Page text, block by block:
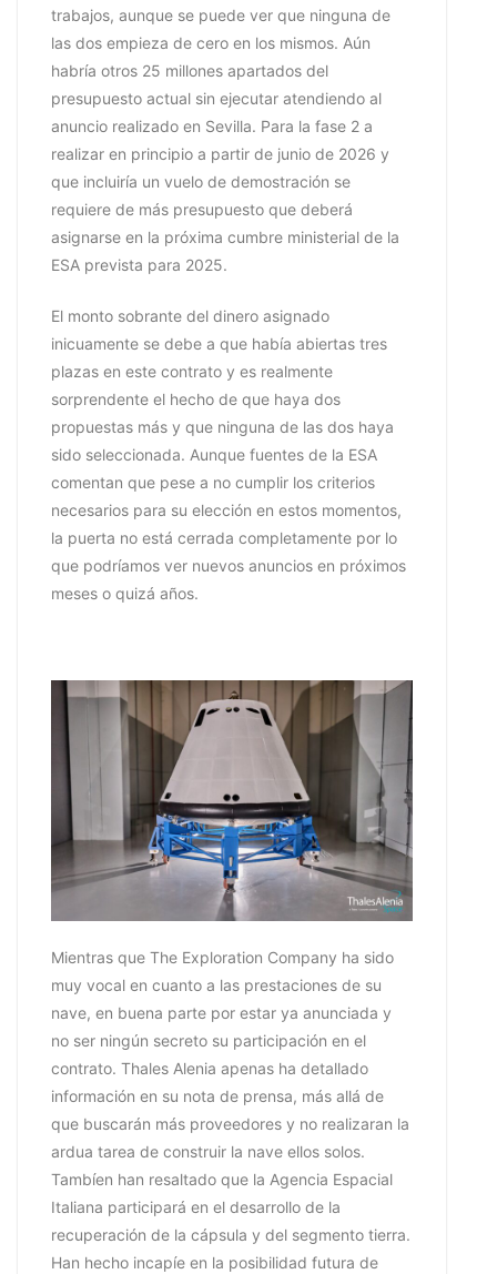
trabajos, aunque se puede ver que ninguna de
las dos empieza de cero en los mismos. Aún
habría otros 25 millones apartados del
presupuesto actual sin ejecutar atendiendo al
anuncio realizado en Sevilla. Para la fase 2 a
realizar en principio a partir de junio de 2026 y
que incluiría un vuelo de demostración se
requiere de más presupuesto que deberá
asignarse en la próxima cumbre ministerial de la
ESA prevista para 2025.
El monto sobrante del dinero asignado
inicuamente se debe a que había abiertas tres
plazas en este contrato y es realmente
sorprendente el hecho de que haya dos
propuestas más y que ninguna de las dos haya
sido seleccionada. Aunque fuentes de la ESA
comentan que pese a no cumplir los criterios
necesarios para su elección en estos momentos,
la puerta no está cerrada completamente por lo
que podríamos ver nuevos anuncios en próximos
meses o quizá años.
Mientras que The Exploration Company ha sido
muy vocal en cuanto a las prestaciones de su
nave, en buena parte por estar ya anunciada y
no ser ningún secreto su participación en el
contrato. Thales Alenia apenas ha detallado
información en su nota de prensa, más allá de
que buscarán más proveedores y no realizaran la
ardua tarea de construir la nave ellos solos.
Tambíen han resaltado que la Agencia Espacial
Italiana participará en el desarrollo de la
recuperación de la cápsula y del segmento tierra.
Han hecho incapíe en la posibilidad futura de